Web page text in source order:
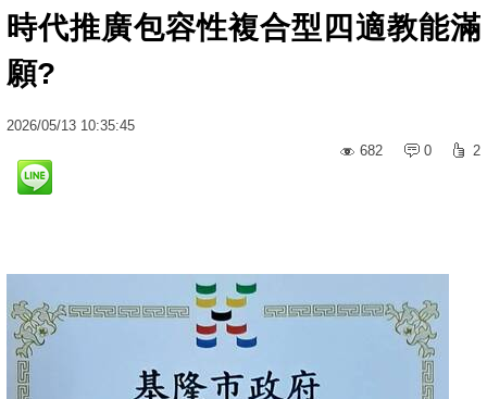
時代推廣包容性複合型四適教能滿
願?
2026/05/13 10:35:45
682
0 2